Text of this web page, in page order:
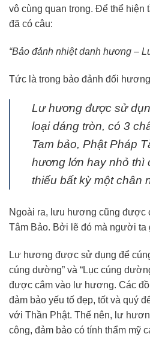
vô cùng quan trọng. Để thể hiện
đã có câu:
“Bảo đảnh nhiệt danh hương –
Tức là trong bảo đảnh đối
Lư hương được sử
loại dáng tròn, có 3
Tam bảo, Phật Pháp
hương lớn hay nhỏ thì
thiếu bất kỳ một chân
Ngoài ra, lưu hương cũng được
Tâm Bảo. Bởi lẽ đó mà người ta
Lư hương được sử dụng để
cúng dường” và “Lục cúng
được cắm vào lư hương. Các
đảm bảo yếu tố đẹp, tốt và quý
với Thần Phật. Thế nên, lư
công, đảm bảo có tính thẩm mỹ